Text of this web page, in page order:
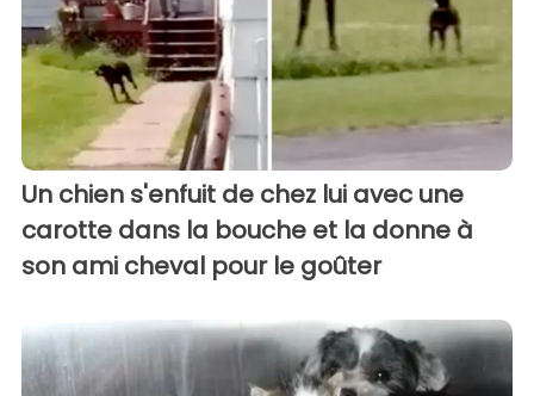
Un chien s'enfuit de chez lui avec une
carotte dans la bouche et la donne à
son ami cheval pour le goûter